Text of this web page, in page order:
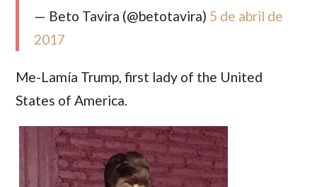
— Beto Tavira (@betotavira) 5 de abril de
2017
Me-Lamía Trump, first lady of the United
States of America.